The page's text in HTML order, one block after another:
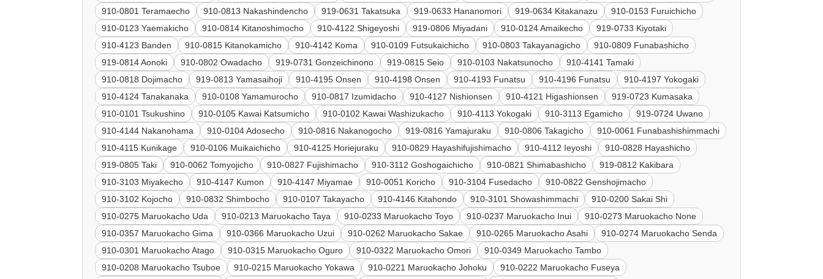
910-0801 Teramaecho
910-0813 Nakashindencho 919-0631 Takatsuka 919-0633 Hananomori 919-0634 Kitakanazu
910-0153 Furuichicho
910-0123 Yaemakicho
910-0814 Kitanoshimocho 910-4122 Shigeyoshi 919-0806 Miyadani 910-0124 Amaikecho
919-0733 Kiyotaki
910-4123 Banden
910-0815 Kitanokamicho 910-4142 Koma 910-0109 Futsukaichicho 910-0803 Takayanagicho
910-0809 Funabashicho
919-0814 Aonoki
910-0802 Owadacho 919-0731 Gonzeichinono 919-0815 Seio 910-0103 Nakatsunocho
910-4141 Tamaki
910-0818 Dojimacho
919-0813 Yamasaihoji 910-4195 Onsen 910-4198 Onsen 910-4193 Funatsu 910-4196 Funatsu
910-4197 Yokogaki
910-4124 Tanakanaka
910-0108 Yamamurocho 910-0817 Izumidacho 910-4127 Nishionsen 910-4121 Higashionsen
919-0723 Kumasaka
910-0101 Tsukushino
910-0105 Kawai Katsumicho 910-0102 Kawai Washizukacho 910-4113 Yokogaki 910-3113 Egamicho
919-0724 Uwano
910-4144 Nakanohama
910-0104 Adosecho 910-0816 Nakanogocho 919-0816 Yamajuraku 910-0806 Takagicho
910-0061 Funabashishimmachi
910-4115 Kunikage
910-0106 Muikaichicho 910-4125 Horiejuraku 910-0829 Hayashifujishimacho 910-4112 Ieyoshi
910-0828 Hayashicho
919-0805 Taki
910-0062 Tomyojicho 910-0827 Fujishimacho 910-3112 Goshogaichicho 910-0821 Shimabashicho
919-0812 Kakibara
910-3103 Miyakecho
910-4147 Kumon 910-4147 Miyamae 910-0051 Koricho 910-3104 Fusedacho
910-0822 Genshojimacho
910-3102 Kojocho
910-0832 Shimbocho 910-0107 Takayacho 910-4146 Kitahondo 910-3101 Showashimmachi
910-0200 Sakai Shi
910-0275 Maruokacho Uda
910-0213 Maruokacho Taya 910-0233 Maruokacho Toyo 910-0237 Maruokacho Inui
910-0273 Maruokacho None
910-0357 Maruokacho Gima
910-0366 Maruokacho Uzui 910-0262 Maruokacho Sakae 910-0265 Maruokacho Asahi
910-0274 Maruokacho Senda
910-0301 Maruokacho Atago
910-0315 Maruokacho Oguro 910-0322 Maruokacho Omori
910-0349 Maruokacho Tambo
910-0208 Maruokacho Tsuboe
910-0215 Maruokacho Yokawa 910-0221 Maruokacho Johoku
910-0222 Maruokacho Fuseya